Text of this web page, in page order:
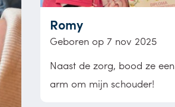
Romy
Geboren op 7 nov 2025
Naast de zorg, bood ze een
arm om mijn schouder!